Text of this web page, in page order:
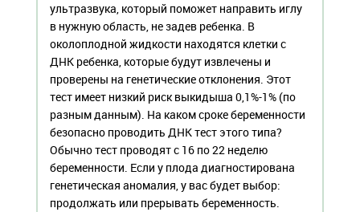
ультразвука, который поможет направить иглу
в нужную область, не задев ребенка. В
околоплодной жидкости находятся клетки с
ДНК ребенка, которые будут извлечены и
проверены на генетические отклонения. Этот
тест имеет низкий риск выкидыша 0,1%-1% (по
разным данным). На каком сроке беременности
безопасно проводить ДНК тест этого типа?
Обычно тест проводят с 16 по 22 неделю
беременности. Если у плода диагностирована
генетическая аномалия, у вас будет выбор:
продолжать или прерывать беременность.